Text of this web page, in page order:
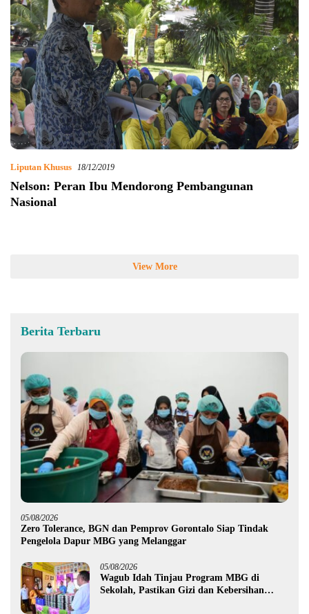
Liputan Khusus 18/12/2019
Nelson: Peran Ibu Mendorong Pembangunan
Nasional
View More
Berita Terbaru
05/08/2026
Zero Tolerance, BGN dan Pemprov Gorontalo Siap Tindak
Pengelola Dapur MBG yang Melanggar
05/08/2026
Wagub Idah Tinjau Program MBG di
Sekolah, Pastikan Gizi dan Kebersihan